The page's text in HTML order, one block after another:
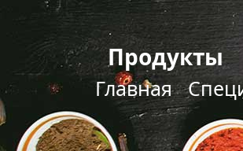
Продукты
Главная